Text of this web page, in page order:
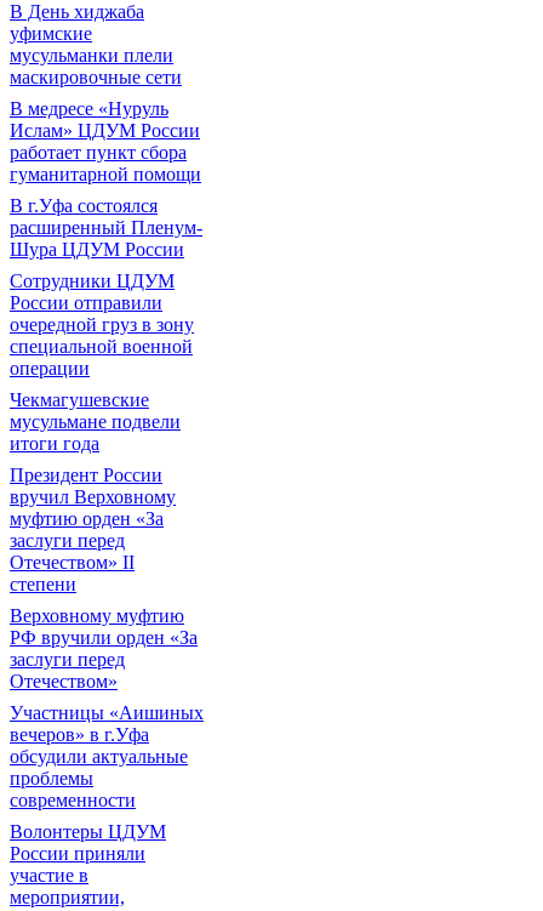
В День хиджаба
уфимские
мусульманки плели
маскировочные сети
В медресе «Нуруль
Ислам» ЦДУМ России
работает пункт сбора
гуманитарной помощи
В г.Уфа состоялся
расширенный Пленум-
Шура ЦДУМ России
Сотрудники ЦДУМ
России отправили
очередной груз в зону
специальной военной
операции
Чекмагушевские
мусульмане подвели
итоги года
Президент России
вручил Верховному
муфтию орден «За
заслуги перед
Отечеством» II
степени
Верховному муфтию
РФ вручили орден «За
заслуги перед
Отечеством»
Участницы «Аишиных
вечеров» в г.Уфа
обсудили актуальные
проблемы
современности
Волонтеры ЦДУМ
России приняли
участие в
мероприятии,